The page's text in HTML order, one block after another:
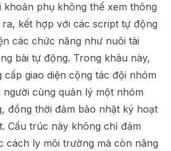
khoản phụ không thể xem thông
kết hợp với các script tự động
các chức năng như nuôi tài
bài tự động. Trong khâu này,
cấp giao diện cộng tác đội nhóm
cùng quản lý một nhóm
đồng thời đảm bảo nhật ký hoạt
Cấu trúc này không chỉ đảm
cách ly môi trường mà còn nâng